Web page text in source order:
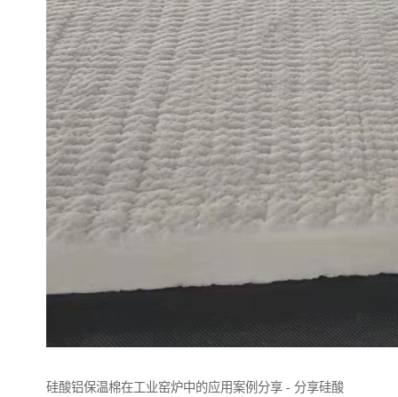
硅酸铝保温棉在工业窑炉中的应用案例分享 - 分享硅酸